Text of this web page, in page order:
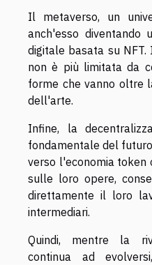
Il metaverso, un
anch'esso
digitale basata su
non è più limitata da
forme che vanno oltre
dell'arte.
Infine, la
fondamentale del
verso l'economia
sulle loro opere,
direttamente il loro
intermediari.
Quindi, mentre la
continua ad